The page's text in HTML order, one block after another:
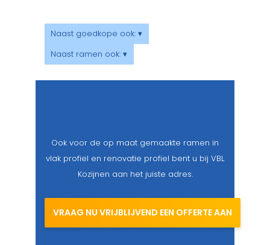
Naast goedkope ook: ▾
Naast ramen ook: ▾
Ook voor de op maat gemaakte ramen in
vlak profiel en renovatie profiel bent u bij VBL
Kozijnen aan het juiste adres.
VRAAG NU VRIJBLIJVEND EEN OFFERTE AAN